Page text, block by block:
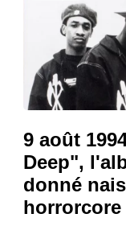
9 août
Deep",
donné
horrorcore